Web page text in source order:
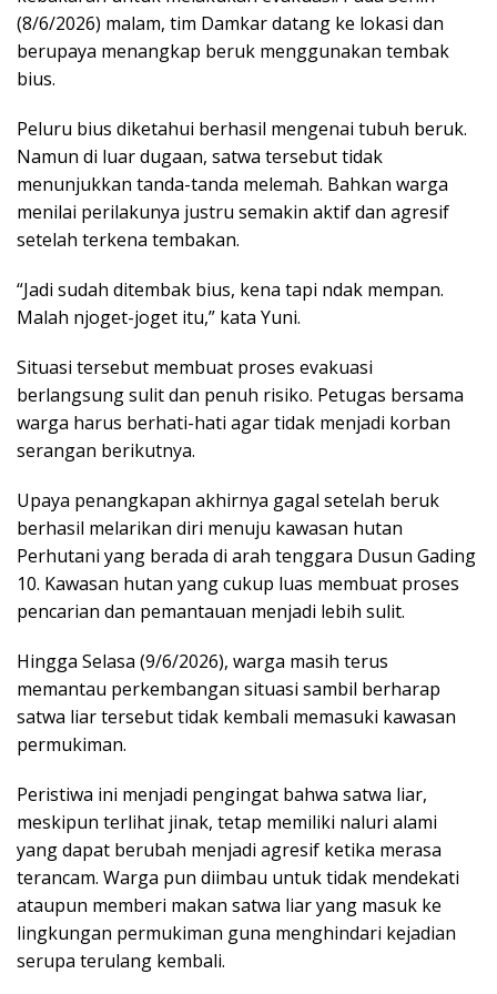
(8/6/2026) malam, tim Damkar datang ke lokasi dan
berupaya menangkap beruk menggunakan tembak
bius.
Peluru bius diketahui berhasil mengenai tubuh beruk.
Namun di luar dugaan, satwa tersebut tidak
menunjukkan tanda-tanda melemah. Bahkan warga
menilai perilakunya justru semakin aktif dan agresif
setelah terkena tembakan.
“Jadi sudah ditembak bius, kena tapi ndak mempan.
Malah njoget-joget itu,” kata Yuni.
Situasi tersebut membuat proses evakuasi
berlangsung sulit dan penuh risiko. Petugas bersama
warga harus berhati-hati agar tidak menjadi korban
serangan berikutnya.
Upaya penangkapan akhirnya gagal setelah beruk
berhasil melarikan diri menuju kawasan hutan
Perhutani yang berada di arah tenggara Dusun Gading
10. Kawasan hutan yang cukup luas membuat proses
pencarian dan pemantauan menjadi lebih sulit.
Hingga Selasa (9/6/2026), warga masih terus
memantau perkembangan situasi sambil berharap
satwa liar tersebut tidak kembali memasuki kawasan
permukiman.
Peristiwa ini menjadi pengingat bahwa satwa liar,
meskipun terlihat jinak, tetap memiliki naluri alami
yang dapat berubah menjadi agresif ketika merasa
terancam. Warga pun diimbau untuk tidak mendekati
ataupun memberi makan satwa liar yang masuk ke
lingkungan permukiman guna menghindari kejadian
serupa terulang kembali.